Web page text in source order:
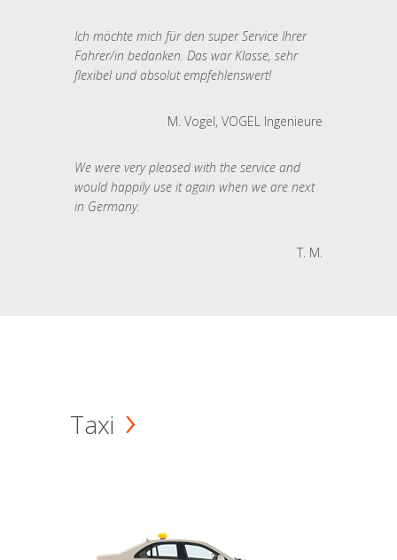
Ich möchte mich für den super Service Ihrer
Fahrer/in bedanken. Das war Klasse, sehr
flexibel und absolut empfehlenswert!
M. Vogel, VOGEL Ingenieure
We were very pleased with the service and
would happily use it again when we are next
in Germany.
T. M.
Taxi